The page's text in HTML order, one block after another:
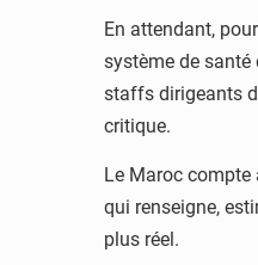
En attendant,
système de santé
staffs dirigeants
critique.
Le Maroc compte
qui renseigne,
plus réel.